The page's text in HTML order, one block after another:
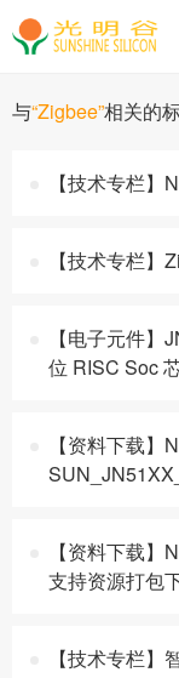
与“Zigbee”相关的
【技术专栏
【技术专栏
【电子元件
位 RISC Soc
【资料下载
【资料下载
支持资源打包
【技术专栏